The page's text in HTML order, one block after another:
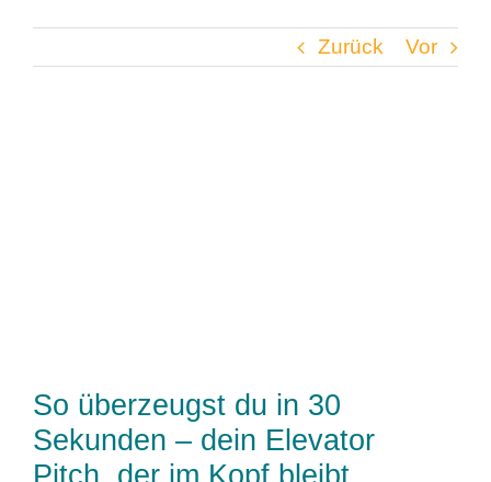
Zurück Vor
So überzeugst du in 30
Sekunden – dein Elevator